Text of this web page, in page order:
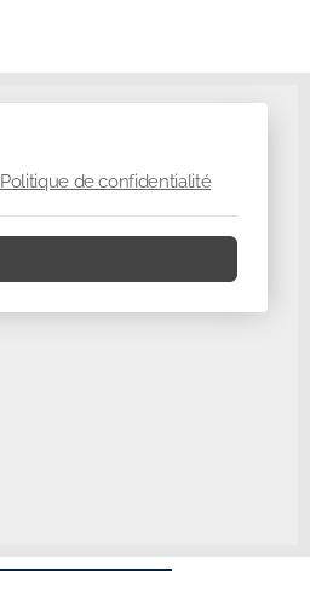
Politique de confidentialité